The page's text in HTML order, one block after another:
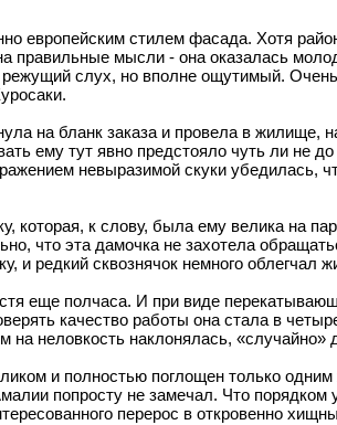
европейским стилем фасада. Хотя
правильные мысли - она оказалась
слух, но вполне ощутимый.
на бланк заказа и провела в жилище,
ему тут явно предстояло чуть ли не
невыразимой скуки убедилась,
которая, к слову, была ему велика на
что эта дамочка не захотела
редкий сквознячок немного облегчал
еще полчаса. И при виде
качество работы она стала в
на неловкость наклонялась,
и полностью поглощен только одним
попросту не замечал. Что
перерос в откровенно